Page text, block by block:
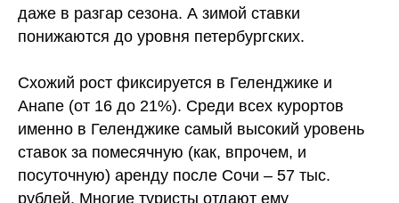
даже в разгар сезона. А зимой ставки
понижаются до уровня петербургских.
Схожий рост фиксируется в Геленджике и
Анапе (от 16 до 21%). Среди всех курортов
именно в Геленджике самый высокий уровень
ставок за помесячную (как, впрочем, и
посуточную) аренду после Сочи – 57 тыс.
рублей. Многие туристы отдают ему